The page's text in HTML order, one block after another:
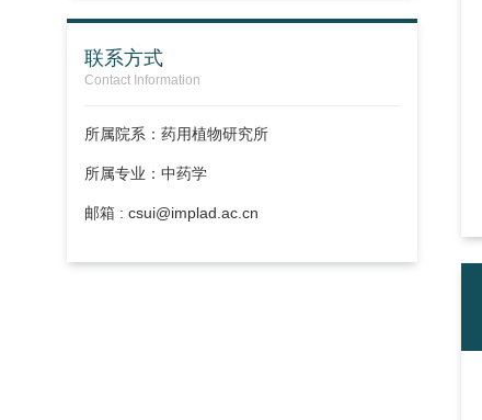
联系方式
Contact Information
所属院系：药用植物研究所
所属专业：中药学
邮箱 : csui@implad.ac.cn